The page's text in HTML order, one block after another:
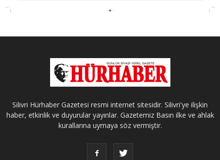
Silivri Hürhaber Gazetesi resmi internet sitesidir. Silivri'ye ilişkin
haber, etkinlik ve duyurular yayınlar. Gazetemiz Basın ilke ve ahlak
kurallarına uymaya söz vermiştir.